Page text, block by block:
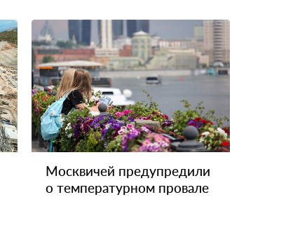
Москвичей предупредили
о температурном провале